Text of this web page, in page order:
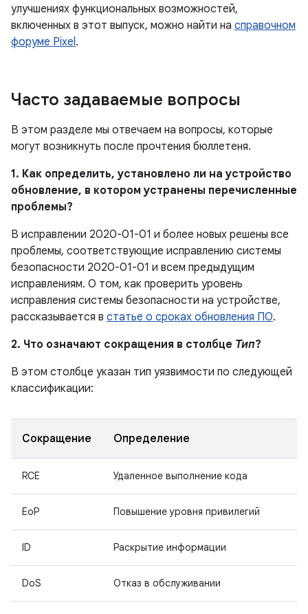
улучшениях функциональных возможностей,
включенных в этот выпуск, можно найти на справочном
форуме Pixel.
Часто задаваемые вопросы
В этом разделе мы отвечаем на вопросы, которые
могут возникнуть после прочтения бюллетеня.
1. Как определить, установлено ли на устройство
обновление, в котором устранены перечисленные
проблемы?
В исправлении 2020-01-01 и более новых решены все
проблемы, соответствующие исправлению системы
безопасности 2020-01-01 и всем предыдущим
исправлениям. О том, как проверить уровень
исправления системы безопасности на устройстве,
рассказывается в статье о сроках обновления ПО.
2. Что означают сокращения в столбце Тип?
В этом столбце указан тип уязвимости по следующей
классификации:
Сокращение Определение
RCE Удаленное выполнение кода
EoP Повышение уровня привилегий
ID Раскрытие информации
DoS Отказ в обслуживании